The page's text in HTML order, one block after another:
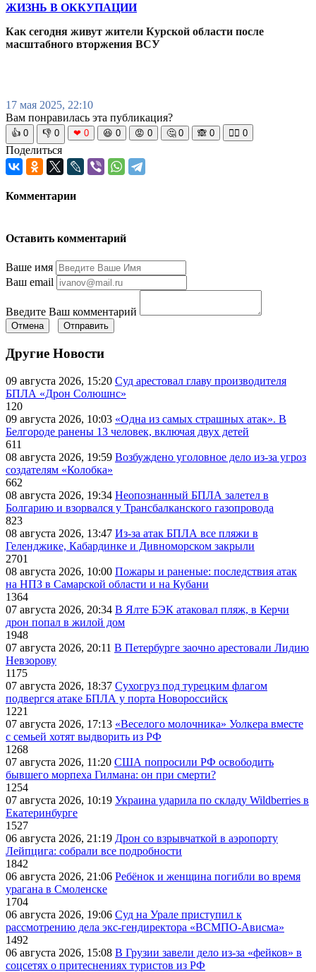
ЖИЗНЬ В ОККУПАЦИИ
Как сегодня живут жители Курской области после
масштабного вторжения ВСУ
17 мая 2025, 22:10
Вам понравилась эта публикация?
👍 0 👎 0 ❤ 0 😆 0 😡 0 🤔 0 🙈 0 🧘‍♀️ 0
Поделиться
Комментарии
Оставить комментарий
Ваше имя
Ваш email
Введите Ваш комментарий
Отмена Отправить
Другие Новости
09 августа 2026, 15:20 Суд арестовал главу производителя
БПЛА «Дрон Солюшнс»
120
09 августа 2026, 10:03 «Одна из самых страшных атак». В
Белгороде ранены 13 человек, включая двух детей
611
08 августа 2026, 19:59 Возбуждено уголовное дело из-за угроз
создателям «Колобка»
662
08 августа 2026, 19:34 Неопознанный БПЛА залетел в
Болгарию и взорвался у Трансбалканского газопровода
823
08 августа 2026, 13:47 Из-за атак БПЛА все пляжи в
Геленджике, Кабардинке и Дивноморском закрыли
2701
08 августа 2026, 10:00 Пожары и раненые: последствия атак
на НПЗ в Самарской области и на Кубани
1364
07 августа 2026, 20:34 В Ялте БЭК атаковал пляж, в Керчи
дрон попал в жилой дом
1948
07 августа 2026, 20:11 В Петербурге заочно арестовали Лидию
Невзорову
1175
07 августа 2026, 18:37 Сухогруз под турецким флагом
подвергся атаке БПЛА у порта Новороссийск
1221
07 августа 2026, 17:13 «Веселого молочника» Уолкера вместе
с семьей хотят выдворить из РФ
1268
07 августа 2026, 11:20 США попросили РФ освободить
бывшего морпеха Гилмана: он при смерти?
1254
07 августа 2026, 10:19 Украина ударила по складу Wildberries в
Екатеринбурге
1527
06 августа 2026, 21:19 Дрон со взрывчаткой в аэропорту
Лейпцига: собрали все подробности
1842
06 августа 2026, 21:06 Ребёнок и женщина погибли во время
урагана в Смоленске
1704
06 августа 2026, 19:06 Суд на Урале приступил к
рассмотрению дела экс-гендиректора «ВСМПО-Ависма»
1492
06 августа 2026, 15:08 В Грузии завели дело из-за «фейков» в
соцсетях о притеснениях туристов из РФ